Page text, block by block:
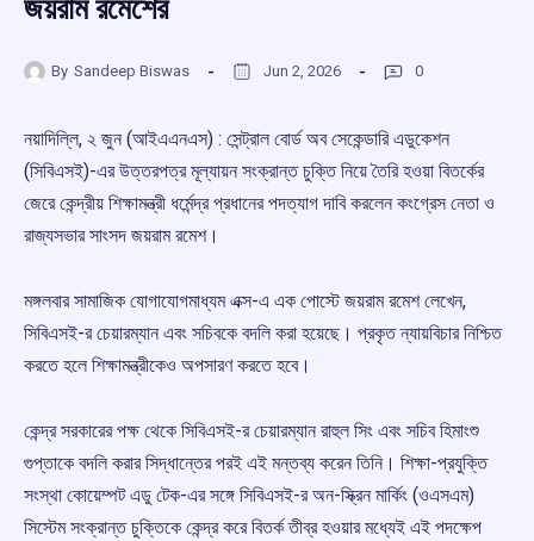
জয়রাম রমেশের
By Sandeep Biswas Jun 2, 2026 0
নয়াদিল্লি, ২ জুন (আইএএনএস) : সেন্ট্রাল বোর্ড অব সেকেন্ডারি এডুকেশন
(সিবিএসই)-এর উত্তরপত্র মূল্যায়ন সংক্রান্ত চুক্তি নিয়ে তৈরি হওয়া বিতর্কের
জেরে কেন্দ্রীয় শিক্ষামন্ত্রী ধর্মেন্দ্র প্রধানের পদত্যাগ দাবি করলেন কংগ্রেস নেতা ও
রাজ্যসভার সাংসদ জয়রাম রমেশ।
মঙ্গলবার সামাজিক যোগাযোগমাধ্যম এক্স-এ এক পোস্টে জয়রাম রমেশ লেখেন,
সিবিএসই-র চেয়ারম্যান এবং সচিবকে বদলি করা হয়েছে। প্রকৃত ন্যায়বিচার নিশ্চিত
করতে হলে শিক্ষামন্ত্রীকেও অপসারণ করতে হবে।
কেন্দ্র সরকারের পক্ষ থেকে সিবিএসই-র চেয়ারম্যান রাহুল সিং এবং সচিব হিমাংশু
গুপ্তাকে বদলি করার সিদ্ধান্তের পরই এই মন্তব্য করেন তিনি। শিক্ষা-প্রযুক্তি
সংস্থা কোয়েম্পট এডু টেক-এর সঙ্গে সিবিএসই-র অন-স্ক্রিন মার্কিং (ওএসএম)
সিস্টেম সংক্রান্ত চুক্তিকে কেন্দ্র করে বিতর্ক তীব্র হওয়ার মধ্যেই এই পদক্ষেপ